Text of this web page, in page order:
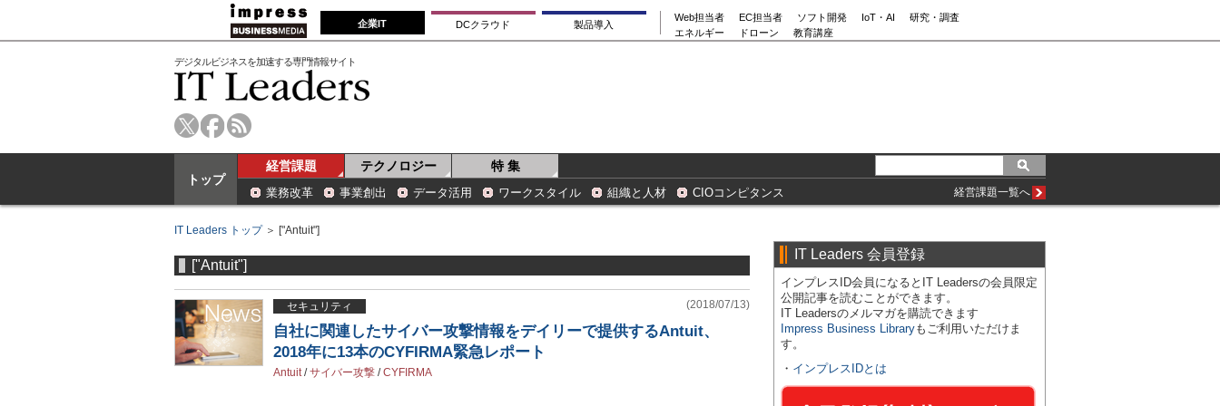
企業IT DCクラウド 製品導入
Web担当者 EC担当者 ソフト開発 IoT・AI
研究・調査
エネルギー
ドローン 教育講座
デジタルビジネスを加速する専門情報サイト
トップ
経営課題 テクノロジー 特 集
業務改革 事業創出 データ活用 ワークスタイル 組織と人材 CIOコンピタンス 経営課題一覧へ
IT Leaders トップ＞ ["Antuit"]
["Antuit"]
セキュリティ (2018/07/13)
自社に関連したサイバー攻撃情報をデイリーで提供するAntuit、
2018年に13本のCYFIRMA緊急レポート
Antuit/サイバー攻撃 /CYFIRMA
IT Leaders 会員登録
インプレスID会員になるとIT Leadersの会員限定
公開記事を読むことができます。
IT Leadersのメルマガを購読できます
Impress Business Libraryもご利用いただけま
す。
・ インプレスIDとは